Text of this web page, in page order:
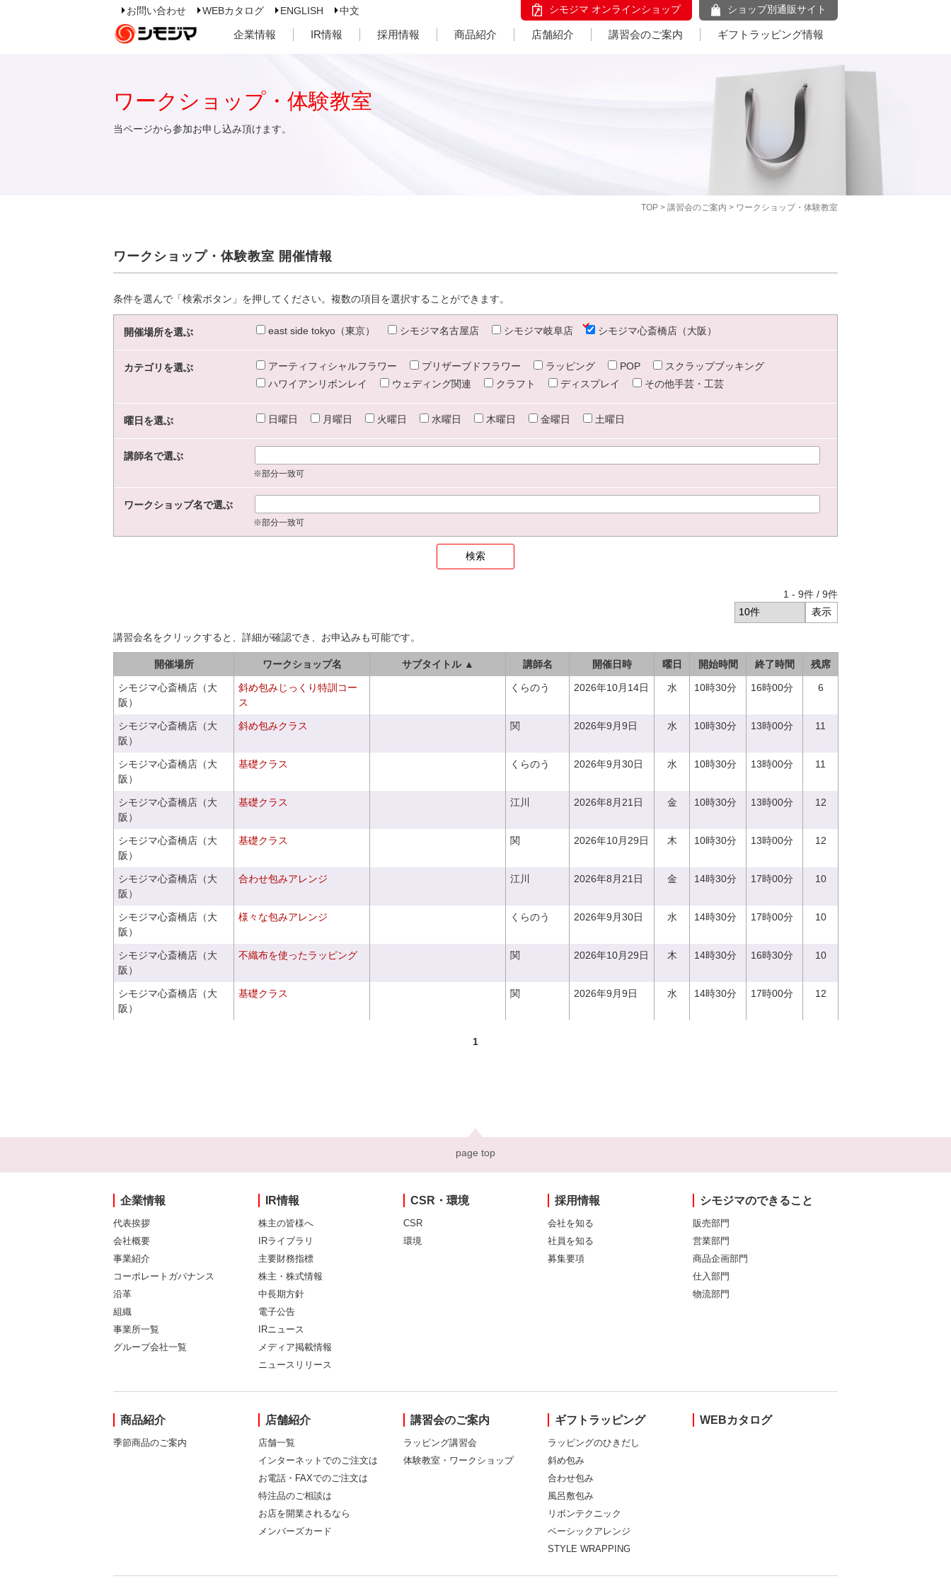
お問い合わせ WEBカタログ ENGLISH 中文 シモジマ オンラインショップ ショップ別通販サイト
企業情報 IR情報 採用情報 商品紹介 店舗紹介 講習会のご案内 ギフトラッピング情報
TOP > 講習会のご案内 > ワークショップ・体験教室
ワークショップ・体験教室
当ページから参加お申し込み頂けます。
ワークショップ・体験教室 開催情報
条件を選んで「検索ボタン」を押してください。複数の項目を選択することができます。
開催場所を選ぶ east side tokyo（東京） シモジマ名古屋店 シモジマ岐阜店 シモジマ心斎橋店（大阪）
カテゴリを選ぶ アーティフィシャルフラワー プリザーブドフラワー ラッピング POP
スクラップブッキング
ハワイアンリボンレイ
ウェディング関連 クラフト ディスプレイ その他手芸・工芸
曜日を選ぶ 日曜日 月曜日 火曜日 水曜日 木曜日 金曜日 土曜日
講師名で選ぶ
※部分一致可
ワークショップ名で選ぶ
※部分一致可
1 - 9件 / 9件
講習会名をクリックすると、詳細が確認でき、お申込みも可能です。
開催場所 ワークショップ名 サブタイトル ▲ 講師名 開催日時 曜日 開始時間 終了時間 残席
シモジマ心斎橋店（大
阪）
斜め包みじっくり特訓コー
ス
くらのう 2026年10月14日 水 10時30分 16時00分 6
シモジマ心斎橋店（大
阪）
斜め包みクラス 関 2026年9月9日 水 10時30分 13時00分 11
シモジマ心斎橋店（大
阪）
基礎クラス くらのう 2026年9月30日 水 10時30分 13時00分 11
シモジマ心斎橋店（大
阪）
基礎クラス 江川 2026年8月21日 金 10時30分 13時00分 12
シモジマ心斎橋店（大
阪）
基礎クラス 関 2026年10月29日 木 10時30分 13時00分 12
シモジマ心斎橋店（大
阪）
合わせ包みアレンジ 江川 2026年8月21日 金 14時30分 17時00分 10
シモジマ心斎橋店（大
阪）
様々な包みアレンジ くらのう 2026年9月30日 水 14時30分 17時00分 10
シモジマ心斎橋店（大
阪）
不織布を使ったラッピング 関 2026年10月29日 木 14時30分 16時30分 10
シモジマ心斎橋店（大
阪）
基礎クラス 関 2026年9月9日 水 14時30分 17時00分 12
1
page top
企業情報
代表挨拶
会社概要
事業紹介
コーポレートガバナンス
沿革
組織
事業所一覧
グループ会社一覧
IR情報
株主の皆様へ
IRライブラリ
主要財務指標
株主・株式情報
中長期方針
電子公告
IRニュース
メディア掲載情報
ニュースリリース
CSR・環境
CSR
環境
採用情報
会社を知る
社員を知る
募集要項
シモジマのできること
販売部門
営業部門
商品企画部門
仕入部門
物流部門
商品紹介
季節商品のご案内
店舗紹介
店舗一覧
インターネットでのご注文は
お電話・FAXでのご注文は
特注品のご相談は
お店を開業されるなら
メンバーズカード
講習会のご案内
ラッピング講習会
体験教室・ワークショップ
ギフトラッピング
ラッピングのひきだし
斜め包み
合わせ包み
風呂敷包み
リボンテクニック
ベーシックアレンジ
STYLE WRAPPING
WEBカタログ